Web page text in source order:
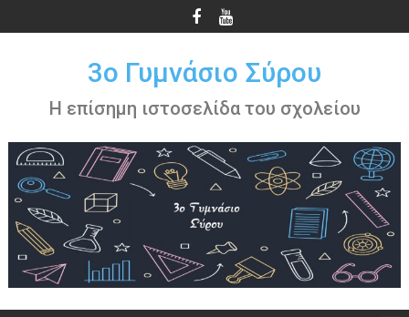
στο
3ο Γυμνάσιο Σύρου
Η επίσημη ιστοσελίδα του σχολείου